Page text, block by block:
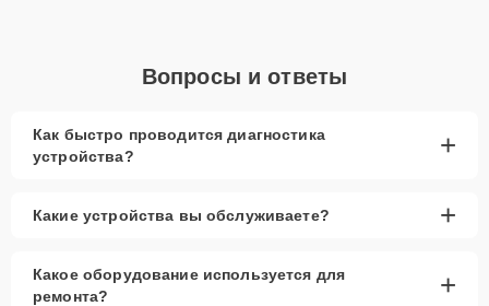
Вопросы и ответы
Как быстро проводится диагностика
устройства?
+
Какие устройства вы обслуживаете? +
Какое оборудование используется для
ремонта?
+